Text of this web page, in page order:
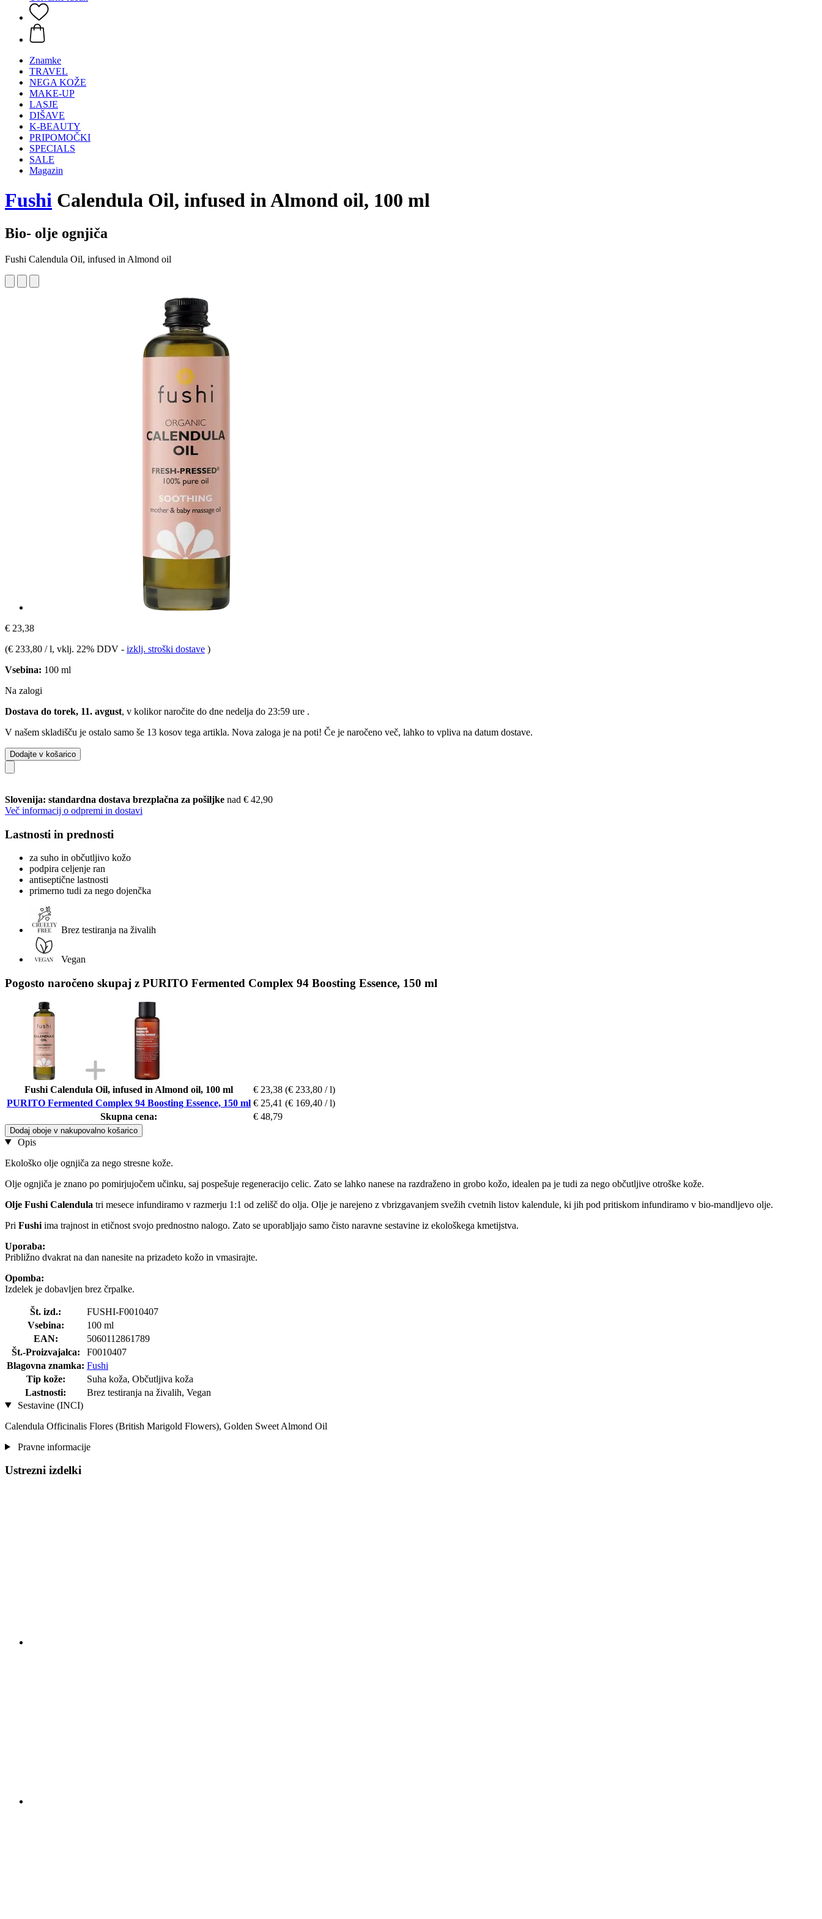
Znamke
TRAVEL
NEGA KOŽE
MAKE-UP
LASJE
DIŠAVE
K-BEAUTY
PRIPOMOČKI
SPECIALS
SALE
Magazin
Fushi Calendula Oil, infused in Almond oil, 100 ml
Bio- olje ognjiča
Fushi Calendula Oil, infused in Almond oil
€ 23,38
(€ 233,80 / l, vklj. 22% DDV - izklj. stroški dostave )
Vsebina: 100 ml
Na zalogi
Dostava do torek, 11. avgust, v kolikor naročite do dne nedelja do 23:59 ure .
V našem skladišču je ostalo samo še 13 kosov tega artikla. Nova zaloga je na poti! Če je naročeno več, lahko to vpliva na datum dostave.
Dodajte v košarico
Slovenija: standardna dostava brezplačna za pošiljke nad € 42,90
Več informacij o odpremi in dostavi
Lastnosti in prednosti
za suho in občutljivo kožo
podpira celjenje ran
antiseptične lastnosti
primerno tudi za nego dojenčka
Brez testiranja na živalih
Vegan
Pogosto naročeno skupaj z PURITO Fermented Complex 94 Boosting Essence, 150 ml
Fushi Calendula Oil, infused in Almond oil, 100 ml € 23,38 (€ 233,80 / l)
PURITO Fermented Complex 94 Boosting Essence, 150 ml € 25,41 (€ 169,40 / l)
Skupna cena:
€ 48,79
Dodaj oboje v nakupovalno košarico
Opis
Ekološko olje ognjiča za nego stresne kože.
Olje ognjiča je znano po pomirjujočem učinku, saj pospešuje regeneracijo celic. Zato se lahko nanese na razdraženo in grobo kožo, idealen pa je tudi za nego občutljive otroške kože.
Olje Fushi Calendula tri mesece infundiramo v razmerju 1:1 od zelišč do olja. Olje je narejeno z vbrizgavanjem svežih cvetnih listov kalendule, ki jih pod pritiskom infundiramo v bio-mandljevo olje.
Pri Fushi ima trajnost in etičnost svojo prednostno nalogo. Zato se uporabljajo samo čisto naravne sestavine iz ekološkega kmetijstva.
Uporaba:
Približno dvakrat na dan nanesite na prizadeto kožo in vmasirajte.
Opomba:
Izdelek je dobavljen brez črpalke.
Št. izd.:
FUSHI-F0010407
Vsebina:
100 ml
EAN:
5060112861789
Št.-Proizvajalca:
F0010407
Blagovna znamka: Fushi
Tip kože:
Suha koža, Občutljiva koža
Lastnosti:
Brez testiranja na živalih, Vegan
Sestavine (INCI)
Calendula Officinalis Flores (British Marigold Flowers), Golden Sweet Almond Oil
Pravne informacije
Ustrezni izdelki